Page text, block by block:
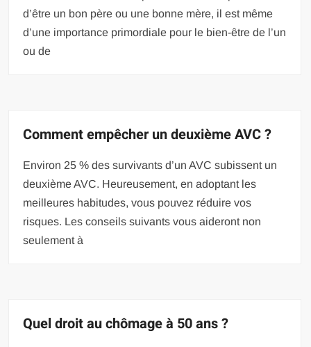
d’être un bon père ou une bonne mère, il est même
d’une importance primordiale pour le bien-être de l’un
ou de
Comment empêcher un deuxième AVC ?
Environ 25 % des survivants d’un AVC subissent un
deuxième AVC. Heureusement, en adoptant les
meilleures habitudes, vous pouvez réduire vos
risques. Les conseils suivants vous aideront non
seulement à
Quel droit au chômage à 50 ans ?